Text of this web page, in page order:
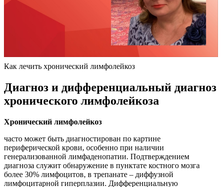
Как лечить хронический лимфолейкоз
Диагноз и дифференциальный диагноз
хронического лимфолейкоза
Хронический лимфолейкоз
часто может быть диагностирован по картине
периферической крови, особенно при наличии
генерализованной лимфаденопатии. Подтверждением
диагноза служит обнаружение в пунктате костного мозга
более 30% лимфоцитов, в трепанате – диффузной
лимфоцитарной гиперплазии. Дифференциальную